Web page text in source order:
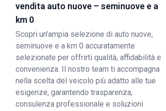
vendita auto nuove – seminuove e a
km 0
Scopri un'ampia selezione di auto nuove,
seminuove e a km 0 accuratamente
selezionate per offrirti qualità, affidabilità e
convenienza. Il nostro team ti accompagna
nella scelta del veicolo più adatto alle tue
esigenze, garantendo trasparenza,
consulenza professionale e soluzioni